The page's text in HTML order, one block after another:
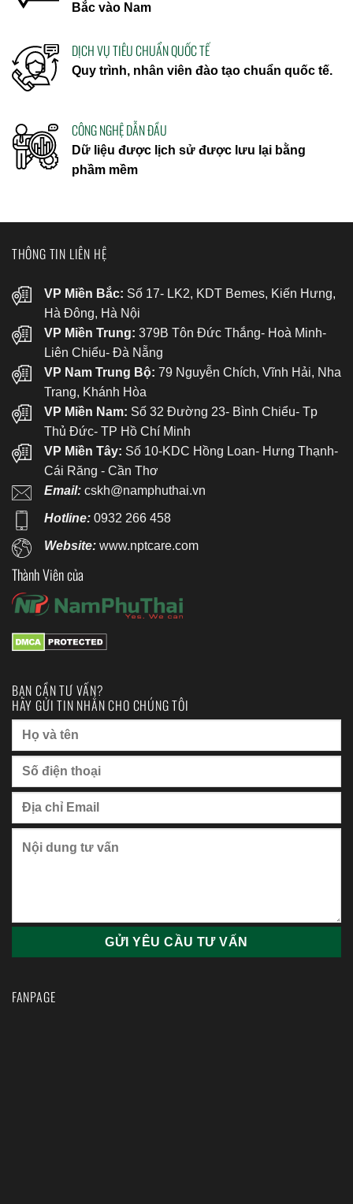
Bắc vào Nam
DỊCH VỤ TIÊU CHUẨN QUỐC TẾ
Quy trình, nhân viên đào tạo chuẩn quốc tế.
CÔNG NGHỆ DẪN ĐẦU
Dữ liệu được lịch sử được lưu lại bằng
phầm mềm
THÔNG TIN LIÊN HỆ
VP Miền Bắc: Số 17- LK2, KDT Bemes, Kiến Hưng,
Hà Đông, Hà Nội
VP Miền Trung: 379B Tôn Đức Thắng- Hoà Minh-
Liên Chiểu- Đà Nẵng
VP Nam Trung Bộ: 79 Nguyễn Chích, Vĩnh Hải, Nha
Trang, Khánh Hòa
VP Miền Nam: Số 32 Đường 23- Bình Chiểu- Tp
Thủ Đức- TP Hồ Chí Minh
VP Miền Tây: Số 10-KDC Hồng Loan- Hưng Thạnh-
Cái Răng - Cần Thơ
Email: cskh@namphuthai.vn
Hotline: 0932 266 458
Website:www.nptcare.com
Thành Viên của
BẠN CẦN TƯ VẤN?
HÃY GỬI TIN NHẮN CHO CHÚNG TÔI
FANPAGE